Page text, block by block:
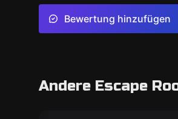
Bewertung hinzufügen
Andere Escape